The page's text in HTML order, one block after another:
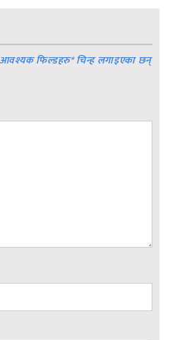
आवश्यक फिल्डहरु*चिन्ह लगाइएका छन्